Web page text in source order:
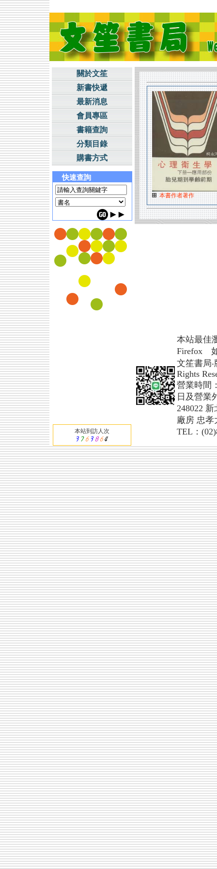
關於文笙
新書快遞
最新消息
會員專區
書籍查詢
分類目錄
購書方式
快速查詢
本書作者著作
本站到訪人次
本站最佳
Firefox
文笙書局
Rights
營業時間
日及營業
248022
廠房 忠孝
TEL：